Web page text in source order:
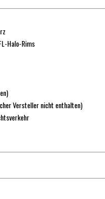
Halo-Rims
Versteller nicht enthalten)